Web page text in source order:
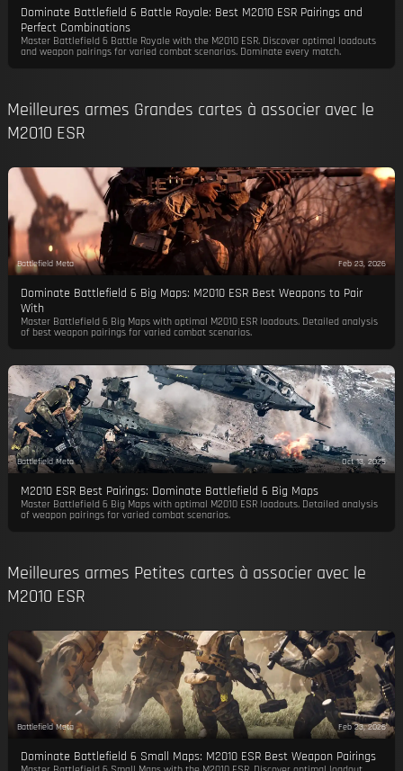
Dominate Battlefield 6 Battle Royale: Best M2010 ESR Pairings and
Perfect Combinations
Master Battlefield 6 Battle Royale with the M2010 ESR. Discover optimal loadouts
and weapon pairings for varied combat scenarios. Dominate every match.
Meilleures armes Grandes cartes à associer avec le
M2010 ESR
Battlefield Meta Feb 23, 2026
Dominate Battlefield 6 Big Maps: M2010 ESR Best Weapons to Pair
With
Master Battlefield 6 Big Maps with optimal M2010 ESR loadouts. Detailed analysis
of best weapon pairings for varied combat scenarios.
Battlefield Meta Oct 13, 2025
M2010 ESR Best Pairings: Dominate Battlefield 6 Big Maps
Master Battlefield 6 Big Maps with optimal M2010 ESR loadouts. Detailed analysis
of weapon pairings for varied combat scenarios.
Meilleures armes Petites cartes à associer avec le
M2010 ESR
Battlefield Meta Feb 23, 2026
Dominate Battlefield 6 Small Maps: M2010 ESR Best Weapon Pairings